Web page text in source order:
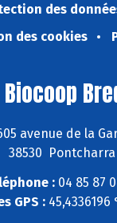
des
des cookies
Biocoop
avenue de la
38530 Pontcharra
: 04 85 87
GPS :45,4336196